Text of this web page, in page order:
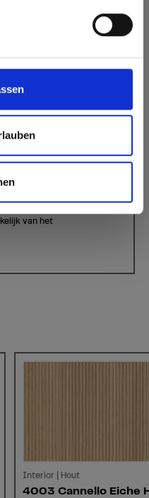
lengterichting). Houd hier
van het
Interior | Hout
4003 Cannello Eiche